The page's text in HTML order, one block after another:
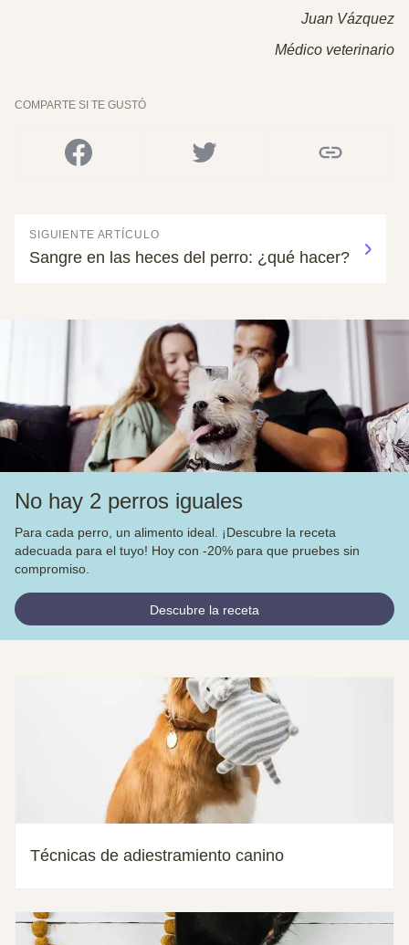
Juan Vázquez
Médico veterinario
COMPARTE SI TE GUSTÓ
SIGUIENTE ARTÍCULO
Sangre en las heces del perro: ¿qué hacer?
No hay 2 perros iguales
Para cada perro, un alimento ideal. ¡Descubre la receta
adecuada para el tuyo! Hoy con -20% para que pruebes sin
compromiso.
Descubre la receta
Técnicas de adiestramiento canino